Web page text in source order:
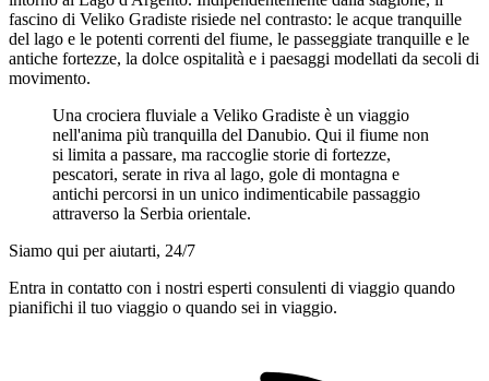
fascino di Veliko Gradiste risiede nel contrasto: le acque tranquille
del lago e le potenti correnti del fiume, le passeggiate tranquille e le
antiche fortezze, la dolce ospitalità e i paesaggi modellati da secoli di
movimento.
Una crociera fluviale a Veliko Gradiste è un viaggio
nell'anima più tranquilla del Danubio. Qui il fiume non
si limita a passare, ma raccoglie storie di fortezze,
pescatori, serate in riva al lago, gole di montagna e
antichi percorsi in un unico indimenticabile passaggio
attraverso la Serbia orientale.
Siamo qui per aiutarti, 24/7
Entra in contatto con i nostri esperti consulenti di viaggio quando
pianifichi il tuo viaggio o quando sei in viaggio.